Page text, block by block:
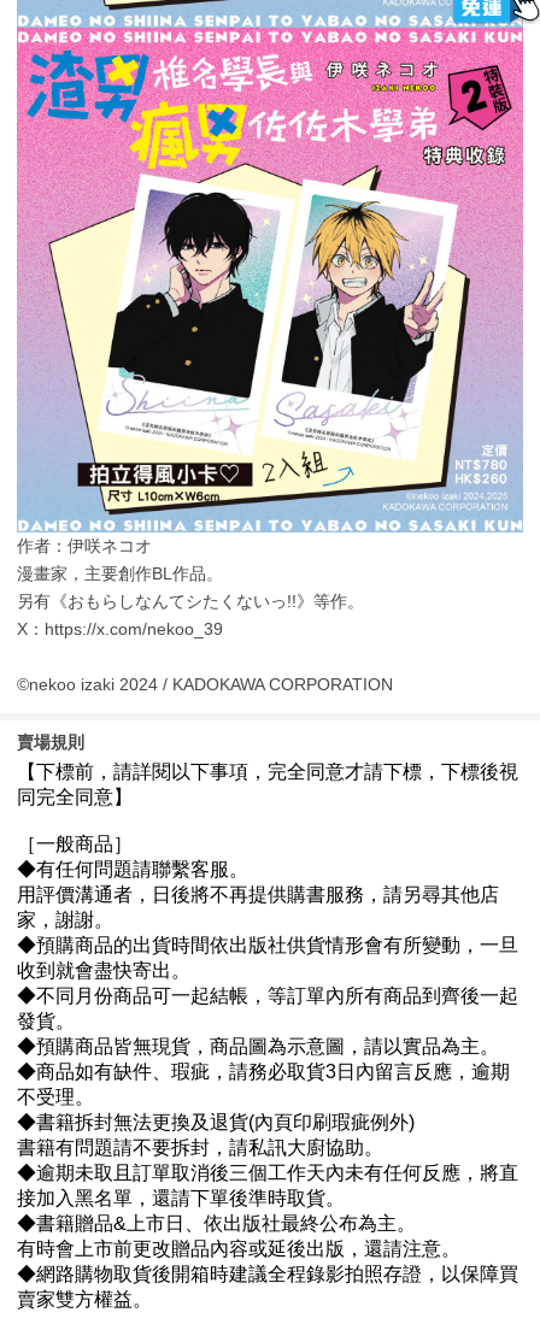
作者：伊咲ネコオ
漫畫家，主要創作BL作品。
另有《おもらしなんてシたくないっ!!》等作。
X：https://x.com/nekoo_39
©nekoo izaki 2024 / KADOKAWA CORPORATION
賣場規則